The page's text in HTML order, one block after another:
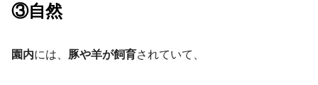
③自然
園内には、 豚や羊が飼育されていて、